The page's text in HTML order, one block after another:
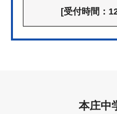
[受付時間：
本庄中